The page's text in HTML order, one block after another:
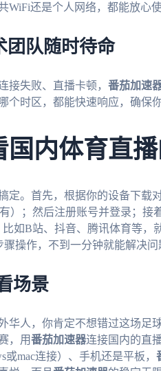
还是个人网络，都能放心
团队随时待命
接失败、直播卡顿， 番茄加速
个时区，都能快速响应，确保
内体育直
定。首先，根据你的设备下载
）；然后注册账号并登录；接
如B站、抖音、腾讯体育等，
操作，不到一分钟就能解决问
场景
华人，你肯定不想错过这场足
，用番茄加速器连接国内的直
mac连接）、手机还是平板，